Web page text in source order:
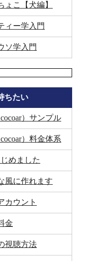
ょこ【犬編】
ィー学入門
ソ学入門
ちたい
）サンプル
）料金体系
めました
風に作れます
カウント
金
視聴方法